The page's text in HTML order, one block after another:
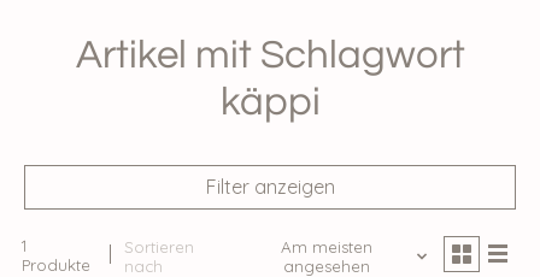
Artikel mit Schlagwort
käppi
Filter anzeigen
1
Produkte
Sortieren
nach
Am meisten
angesehen